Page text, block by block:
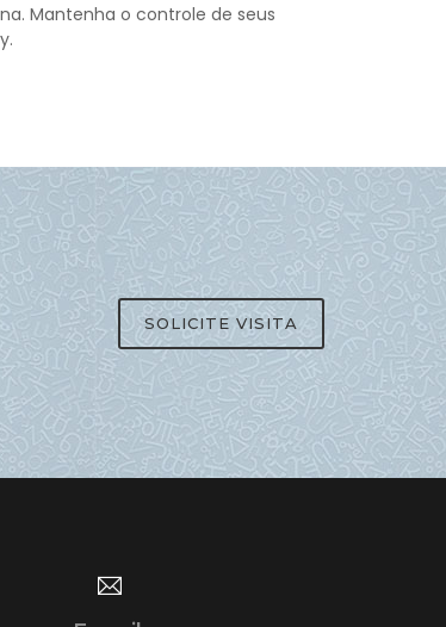
Mantenha o controle de seus
SOLICITE VISITA